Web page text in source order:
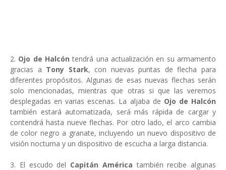
2. Ojo de Halcón tendrá una actualización en su armamento
gracias a Tony Stark, con nuevas puntas de flecha para
diferentes propósitos. Algunas de esas nuevas flechas serán
solo mencionadas, mientras que otras si que las veremos
desplegadas en varias escenas. La aljaba de Ojo de Halcón
también estará automatizada, será más rápida de cargar y
contendrá hasta nueve flechas. Por otro lado, el arco cambia
de color negro a granate, incluyendo un nuevo dispositivo de
visión nocturna y un dispositivo de escucha a larga distancia.
3. El escudo del Capitán América también recibe algunas